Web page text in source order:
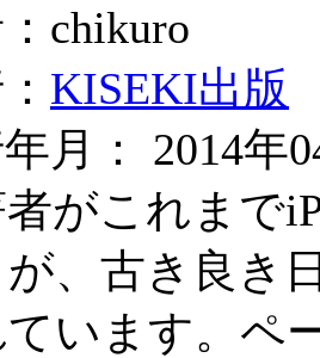
chikuro
KISEKI出版
月： 2014年
がこれまで
が、古き良き
います。ペ